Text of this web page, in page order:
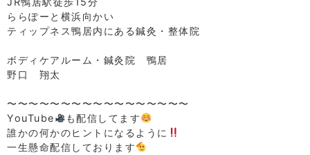
ららぽーと横浜向かい
ティップネス鴨居内にある鍼灸・整体院
ボディケアルーム・鍼灸院 鴨居
野口 翔太
〜〜〜〜〜〜〜〜〜〜〜〜〜〜〜〜〜
YouTube
も配信してます
誰かの何かのヒントになるように
一生懸命配信しております